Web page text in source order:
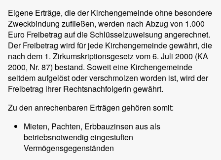
Eigene Erträge, die der Kirchengemeinde ohne besondere
Zweckbindung zufließen, werden nach Abzug von 1.000
Euro Freibetrag auf die Schlüsselzuweisung angerechnet.
Der Freibetrag wird für jede Kirchengemeinde gewährt, die
nach dem 1. Zirkumskriptionsgesetz vom 6. Juli 2000 (KA
2000, Nr. 87) bestand. Soweit eine Kirchengemeinde
seitdem aufgelöst oder verschmolzen worden ist, wird der
Freibetrag ihrer Rechtsnachfolgerin gewährt.
Zu den anrechenbaren Erträgen gehören somit:
Mieten, Pachten, Erbbauzinsen aus als
betriebsnotwendig eingestuften
Vermögensgegenständen